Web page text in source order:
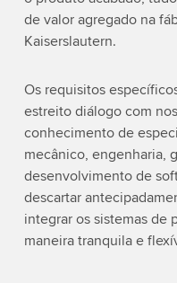
de valor agregado na
Kaiserslautern.
Os requisitos
estreito diálogo com
conhecimento de
mecânico, engenharia,
desenvolvimento de
descartar
integrar os sistemas de
maneira tranquila e